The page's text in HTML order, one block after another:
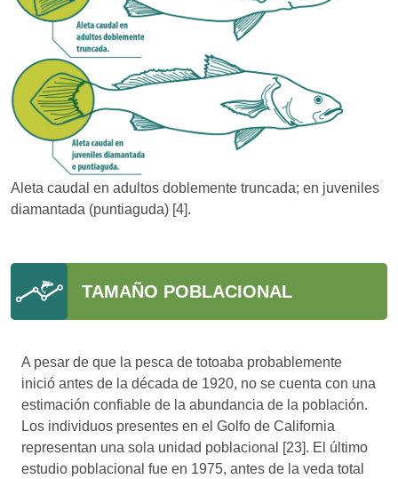
Aleta caudal en adultos doblemente truncada; en juveniles
diamantada (puntiaguda) [4].
TAMAÑO POBLACIONAL
A pesar de que la pesca de totoaba probablemente
inició antes de la década de 1920, no se cuenta con una
estimación confiable de la abundancia de la población.
Los individuos presentes en el Golfo de California
representan una sola unidad poblacional [23]. El último
estudio poblacional fue en 1975, antes de la veda total